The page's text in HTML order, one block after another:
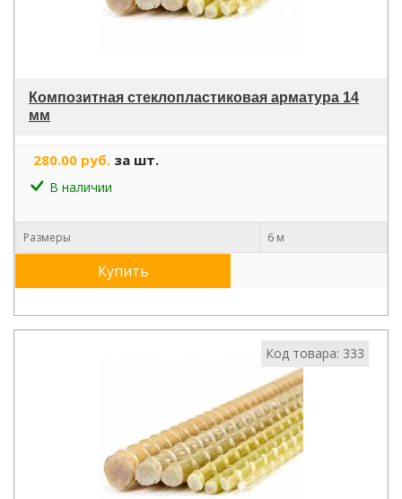
Композитная стеклопластиковая арматура 14
мм
280.00 руб. за шт.
В наличии
Размеры 6 м
Купить
Код товара: 333